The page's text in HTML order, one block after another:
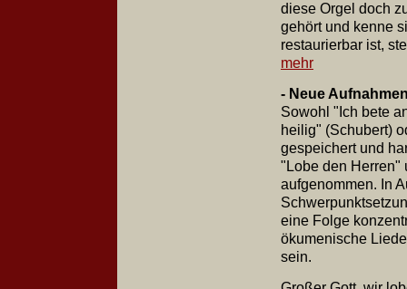
diese Orgel doch
gehört und kenne
restaurierbar ist,
mehr
- Neue
Sowohl "Ich bete
heilig" (Schubert)
gespeichert und
"Lobe den Herren"
aufgenommen. In
eine Folge
ökumenische
sein.